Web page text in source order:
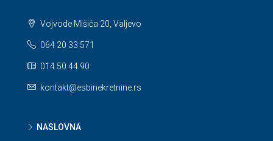
Vojvode Mišića 20, Valjevo
064 20 33 571
014 50 44 90
kontakt@esbinekretnine.rs
NASLOVNA